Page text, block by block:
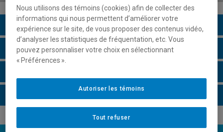
Description du cours
Horaire - Été 2026
Nous utilisons des témoins (cookies) afin de collecter des
informations qui nous permettent d’améliorer votre
expérience sur le site, de vous proposer des contenus vidéo,
d’analyser les statistiques de fréquentation, etc. Vous
pouvez personnaliser votre choix en sélectionnant
« Préférences ».
Tout refuser
Autoriser les témoins